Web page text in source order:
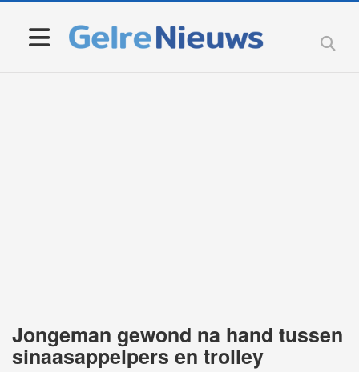
Jongeman gewond na hand tussen
sinaasappelpers en trolley